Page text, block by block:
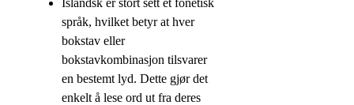
Islandsk er stort sett et fonetisk
språk, hvilket betyr at hver
bokstav eller
bokstavkombinasjon tilsvarer
en bestemt lyd. Dette gjør det
enkelt å lese ord ut fra deres